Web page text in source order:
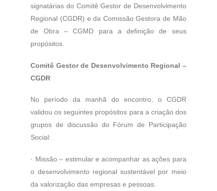
signatárias do Comitê Gestor de Desenvolvimento
Regional (CGDR) e da Comissão Gestora de Mão
de Obra – CGMD para a definição de seus
propósitos.
Comitê Gestor de Desenvolvimento Regional –
CGDR
No período da manhã do encontro, o CGDR
validou os seguintes propósitos para a criação dos
grupos de discussão do Fórum de Participação
Social:
· Missão – estimular e acompanhar as ações para
o desenvolvimento regional sustentável por meio
da valorização das empresas e pessoas.